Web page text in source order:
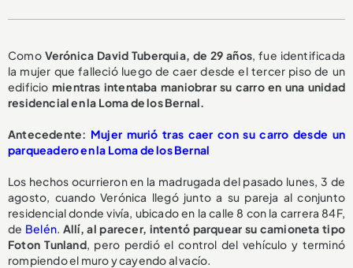
Como Verónica David Tuberquia, de 29 años, fue identificada
la mujer que falleció luego de caer desde el tercer piso de un
edificio mientras intentaba maniobrar su carro en una unidad
residencial en la Loma de los Bernal.
Antecedente: Mujer murió tras caer con su carro desde un
parqueadero en la Loma de los Bernal
Los hechos ocurrieron en la madrugada del pasado lunes, 3 de
agosto, cuando Verónica llegó junto a su pareja al conjunto
residencial donde vivía, ubicado en la calle 8 con la carrera 84F,
de Belén. Allí, al parecer, intentó parquear su camioneta tipo
Foton Tunland, pero perdió el control del vehículo y terminó
rompiendo el muro y cayendo al vacío.